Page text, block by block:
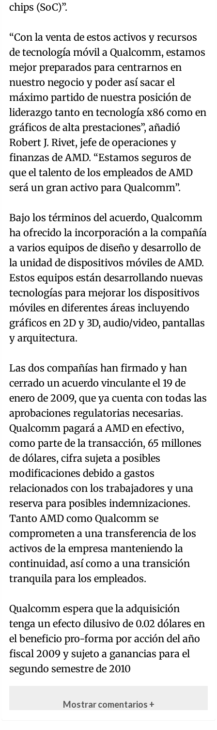
chips (SoC)”.
“Con la venta de estos activos y recursos
de tecnología móvil a Qualcomm, estamos
mejor preparados para centrarnos en
nuestro negocio y poder así sacar el
máximo partido de nuestra posición de
liderazgo tanto en tecnología x86 como en
gráficos de alta prestaciones”, añadió
Robert J. Rivet, jefe de operaciones y
finanzas de AMD. “Estamos seguros de
que el talento de los empleados de AMD
será un gran activo para Qualcomm”.
Bajo los términos del acuerdo, Qualcomm
ha ofrecido la incorporación a la compañía
a varios equipos de diseño y desarrollo de
la unidad de dispositivos móviles de AMD.
Estos equipos están desarrollando nuevas
tecnologías para mejorar los dispositivos
móviles en diferentes áreas incluyendo
gráficos en 2D y 3D, audio/video, pantallas
y arquitectura.
Las dos compañías han firmado y han
cerrado un acuerdo vinculante el 19 de
enero de 2009, que ya cuenta con todas las
aprobaciones regulatorias necesarias.
Qualcomm pagará a AMD en efectivo,
como parte de la transacción, 65 millones
de dólares, cifra sujeta a posibles
modificaciones debido a gastos
relacionados con los trabajadores y una
reserva para posibles indemnizaciones.
Tanto AMD como Qualcomm se
comprometen a una transferencia de los
activos de la empresa manteniendo la
continuidad, así como a una transición
tranquila para los empleados.
Qualcomm espera que la adquisición
tenga un efecto dilusivo de 0.02 dólares en
el beneficio pro-forma por acción del año
fiscal 2009 y sujeto a ganancias para el
segundo semestre de 2010
Mostrar comentarios +